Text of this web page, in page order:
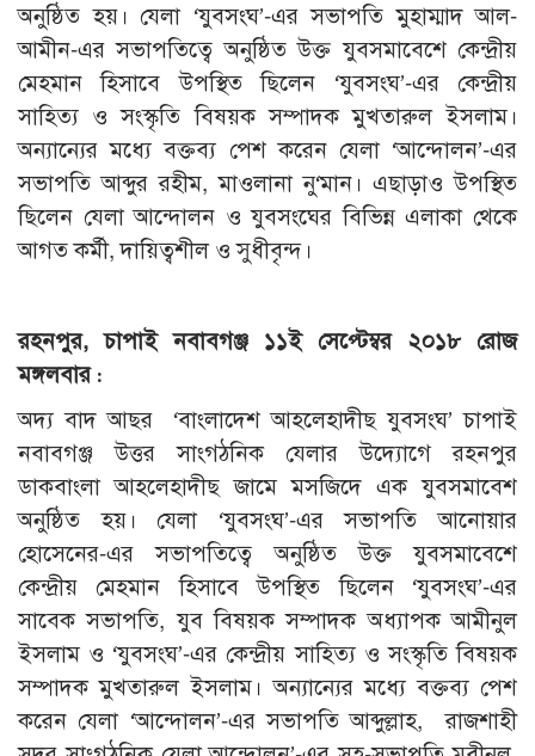
অনুষ্ঠিত হয়। যেলা ‘যুবসংঘ’-এর সভাপতি মুহাম্মাদ আল-
আমীন-এর সভাপতিত্বে অনুষ্ঠিত উক্ত যুবসমাবেশে কেন্দ্রীয়
মেহমান হিসাবে উপস্থিত ছিলেন ‘যুবসংঘ’-এর কেন্দ্রীয়
সাহিত্য ও সংস্কৃতি বিষয়ক সম্পাদক মুখতারুল ইসলাম।
অন্যান্যের মধ্যে বক্তব্য পেশ করেন যেলা ‘আন্দোলন’-এর
সভাপতি আব্দুর রহীম, মাওলানা নু‘মান। এছাড়াও উপস্থিত
ছিলেন যেলা আন্দোলন ও যুবসংঘের বিভিন্ন এলাকা থেকে
আগত কর্মী, দায়িত্বশীল ও সুধীবৃন্দ।
রহনপুর, চাপাই নবাবগঞ্জ ১১ই সেপ্টেম্বর ২০১৮ রোজ
মঙ্গলবার :
অদ্য বাদ আছর ‘বাংলাদেশ আহলেহাদীছ যুবসংঘ’ চাপাই
নবাবগঞ্জ উত্তর সাংগঠনিক যেলার উদ্যোগে রহনপুর
ডাকবাংলা আহলেহাদীছ জামে মসজিদে এক যুবসমাবেশ
অনুষ্ঠিত হয়। যেলা ‘যুবসংঘ’-এর সভাপতি আনোয়ার
হোসেনের-এর সভাপতিত্বে অনুষ্ঠিত উক্ত যুবসমাবেশে
কেন্দ্রীয় মেহমান হিসাবে উপস্থিত ছিলেন ‘যুবসংঘ’-এর
সাবেক সভাপতি, যুব বিষয়ক সম্পাদক অধ্যাপক আমীনুল
ইসলাম ও ‘যুবসংঘ’-এর কেন্দ্রীয় সাহিত্য ও সংস্কৃতি বিষয়ক
সম্পাদক মুখতারুল ইসলাম। অন্যান্যের মধ্যে বক্তব্য পেশ
করেন যেলা ‘আন্দোলন’-এর সভাপতি আব্দুল্লাহ, রাজশাহী